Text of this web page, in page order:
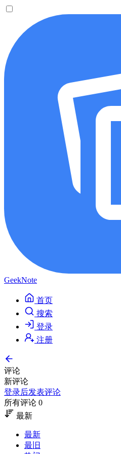
GeekNote
首页
搜索
登录
注册
评论
新评论
登录后发表评论
所有评论 0
最新
最新
最旧